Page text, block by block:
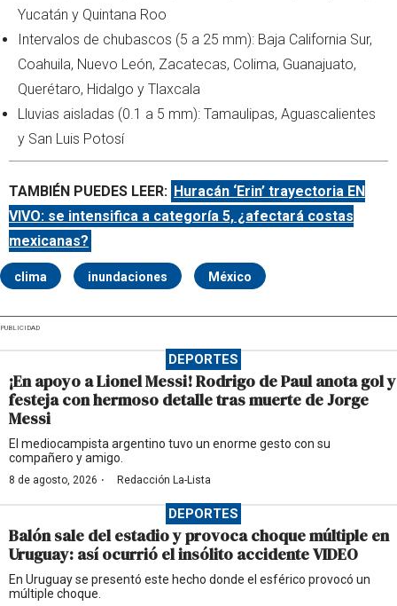
Yucatán y Quintana Roo
Intervalos de chubascos (5 a 25 mm): Baja California Sur,
Coahuila, Nuevo León, Zacatecas, Colima, Guanajuato,
Querétaro, Hidalgo y Tlaxcala
Lluvias aisladas (0.1 a 5 mm): Tamaulipas, Aguascalientes
y San Luis Potosí
TAMBIÉN PUEDES LEER: Huracán ‘Erin’ trayectoria EN
VIVO: se intensifica a categoría 5, ¿afectará costas
mexicanas?
clima inundaciones México
PUBLICIDAD
DEPORTES
¡En apoyo a Lionel Messi! Rodrigo de Paul anota gol y
festeja con hermoso detalle tras muerte de Jorge
Messi
El mediocampista argentino tuvo un enorme gesto con su
compañero y amigo.
8 de agosto, 2026 · Redacción La-Lista
DEPORTES
Balón sale del estadio y provoca choque múltiple en
Uruguay: así ocurrió el insólito accidente VIDEO
En Uruguay se presentó este hecho donde el esférico provocó un
múltiple choque.